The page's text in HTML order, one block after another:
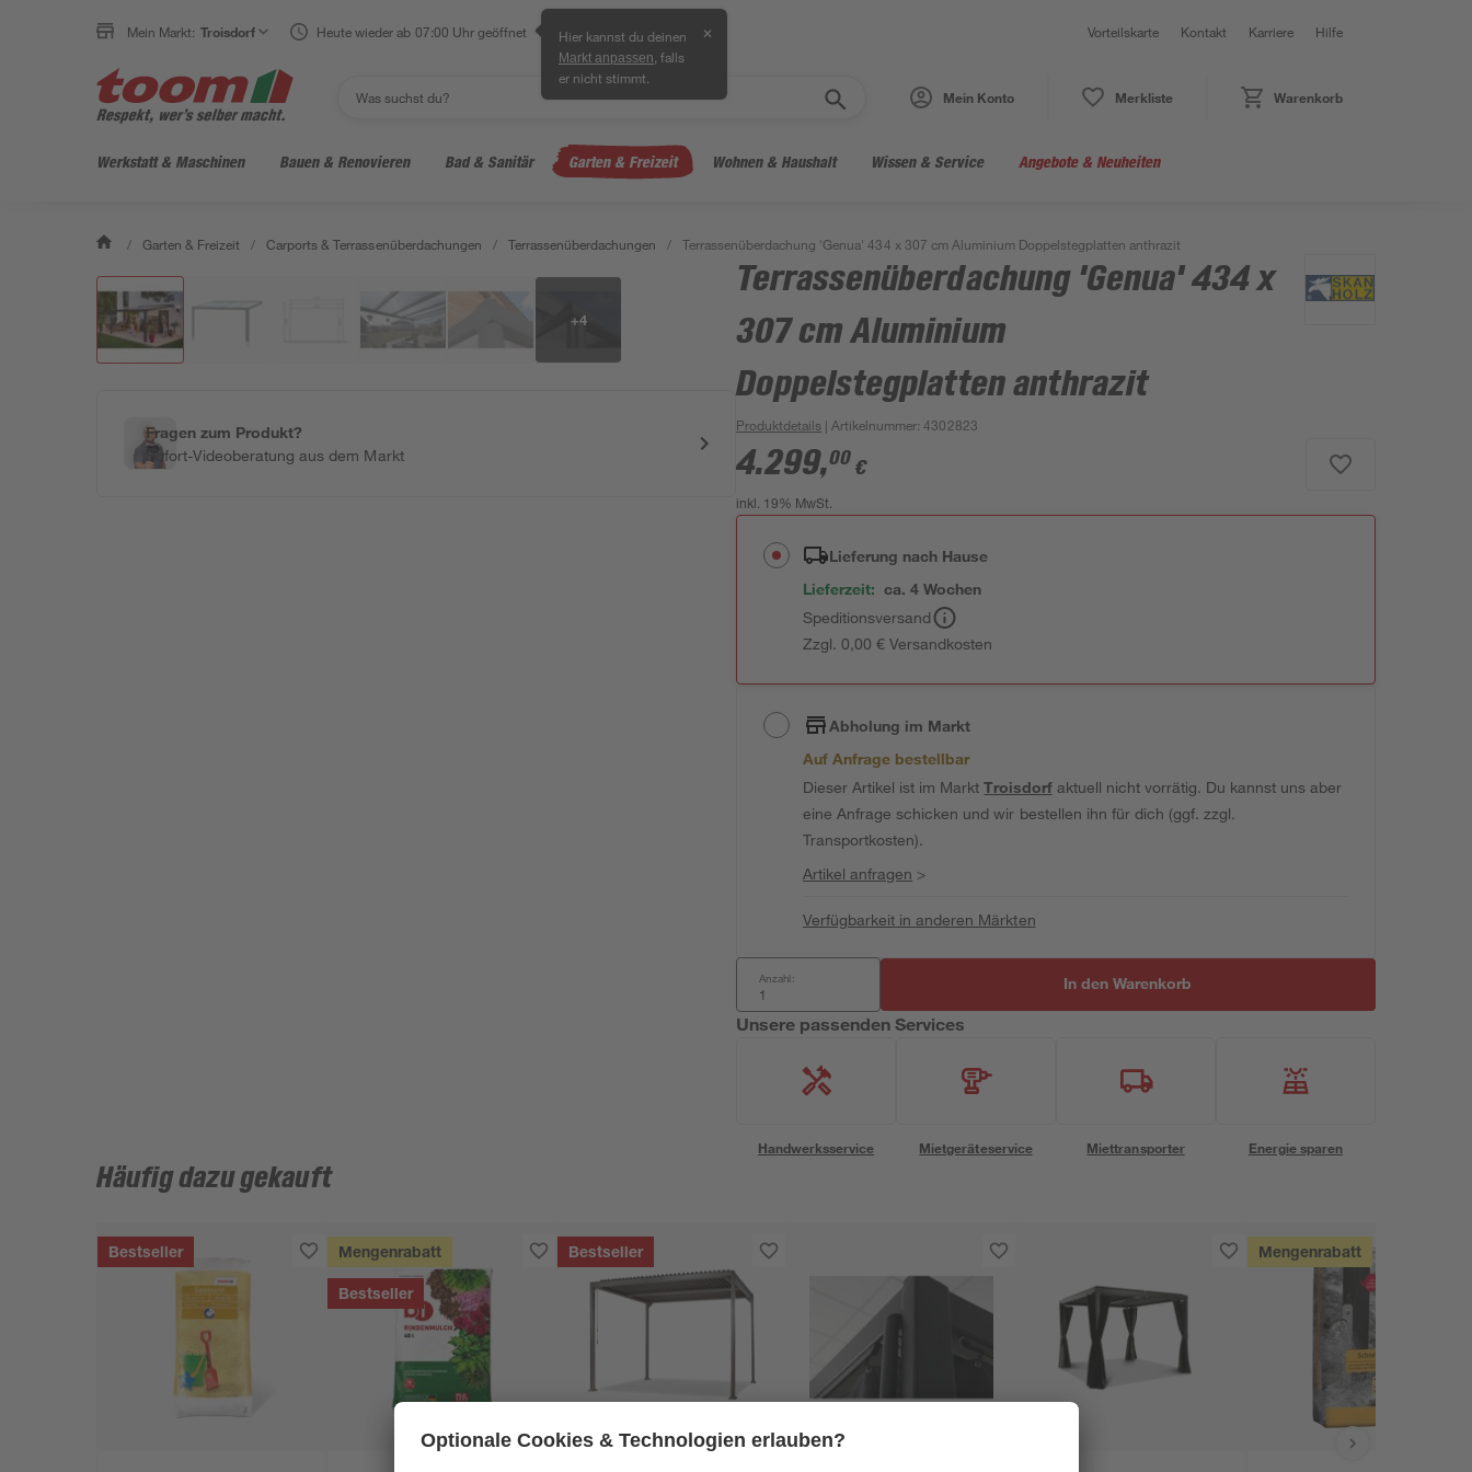
Mein Markt: Troisdorf Heute wieder ab 07:00 Uhr geöffnet Hier kannst du deinen
Markt anpassen , falls
er nicht stimmt.
✕ Vorteilskarte Kontakt Karriere Hilfe
Mein Konto Merkliste Warenkorb
Werkstatt & Maschinen Bauen & Renovieren Bad & Sanitär Garten & Freizeit Wohnen & Haushalt Wissen & Service Angebote & Neuheiten
/ Garten & Freizeit / Carports & Terrassenüberdachungen / Terrassenüberdachungen / Terrassenüberdachung 'Genua' 434 x 307 cm Aluminium Doppelstegplatten anthrazit
+4
Fragen zum Produkt?
Sofort-Videoberatung aus dem Markt
Terrassenüberdachung 'Genua' 434 x
307 cm Aluminium
Doppelstegplatten anthrazit
Produktdetails | Artikelnummer:4302823
4.299,00 €
inkl. 19% MwSt.
Lieferung nach Hause
Lieferzeit: ca. 4 Wochen
Speditionsversand
Zzgl. 0,00 € Versandkosten
Abholung im Markt
Auf Anfrage bestellbar
Dieser Artikel ist im MarktTroisdorfaktuell nicht vorrätig. Du kannst uns aber
eine Anfrage schicken und wir bestellen ihn für dich (ggf. zzgl.
Transportkosten).
Artikel anfragen >
Verfügbarkeit in anderen Märkten
Anzahl: In den Warenkorb
Unsere passenden Services
Handwerksservice Mietgeräteservice Miettransporter Energie sparen
Häufig dazu gekauft
Bestseller Mengenrabatt
Bestseller
Bestseller Mengenrabatt